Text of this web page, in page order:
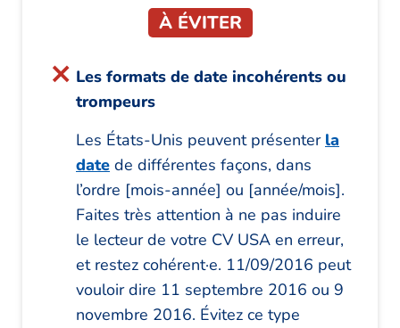
À ÉVITER
Les formats de date incohérents ou
trompeurs
Les États-Unis peuvent présenter la
date de différentes façons, dans
l’ordre [mois-année] ou [année/mois].
Faites très attention à ne pas induire
le lecteur de votre CV USA en erreur,
et restez cohérent·e. 11/09/2016 peut
vouloir dire 11 septembre 2016 ou 9
novembre 2016. Évitez ce type